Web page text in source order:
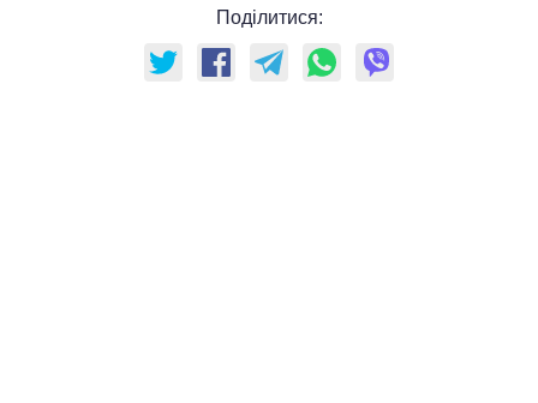
Поділитися: